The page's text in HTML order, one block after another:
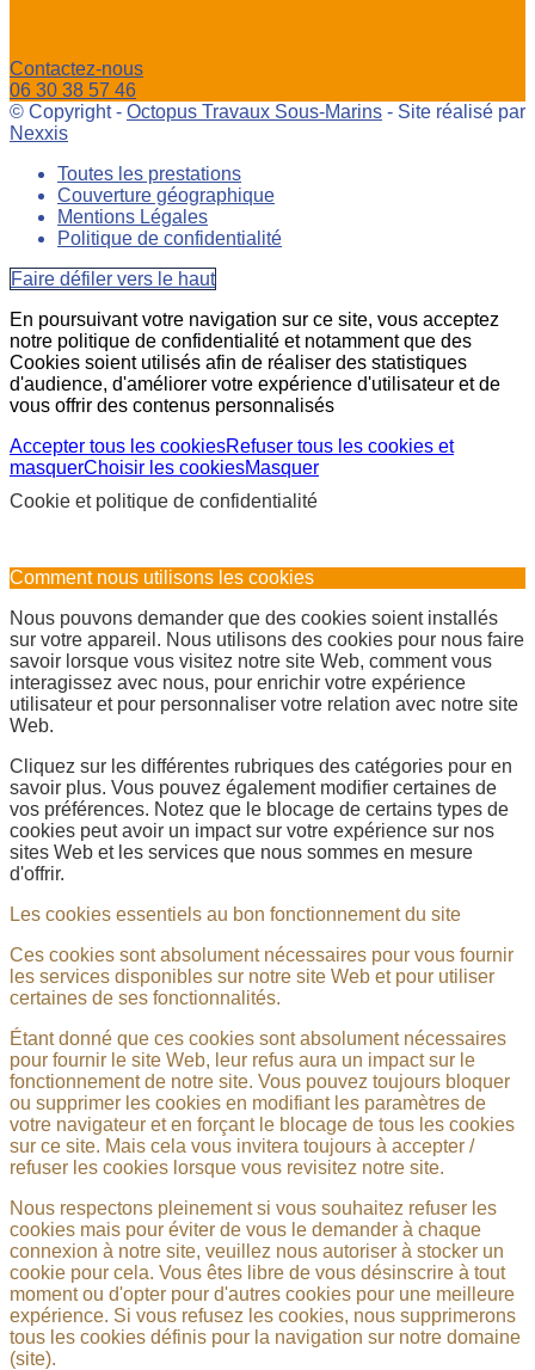
Contactez-nous
06 30 38 57 46
© Copyright - Octopus Travaux Sous-Marins - Site réalisé par
Nexxis
Toutes les prestations
Couverture géographique
Mentions Légales
Politique de confidentialité
Faire défiler vers le haut
En poursuivant votre navigation sur ce site, vous acceptez
notre politique de confidentialité et notamment que des
Cookies soient utilisés afin de réaliser des statistiques
d'audience, d'améliorer votre expérience d'utilisateur et de
vous offrir des contenus personnalisés
Accepter tous les cookiesRefuser tous les cookies et
masquerChoisir les cookiesMasquer
Cookie et politique de confidentialité
Comment nous utilisons les cookies
Nous pouvons demander que des cookies soient installés
sur votre appareil. Nous utilisons des cookies pour nous faire
savoir lorsque vous visitez notre site Web, comment vous
interagissez avec nous, pour enrichir votre expérience
utilisateur et pour personnaliser votre relation avec notre site
Web.
Cliquez sur les différentes rubriques des catégories pour en
savoir plus. Vous pouvez également modifier certaines de
vos préférences. Notez que le blocage de certains types de
cookies peut avoir un impact sur votre expérience sur nos
sites Web et les services que nous sommes en mesure
d'offrir.
Les cookies essentiels au bon fonctionnement du site
Ces cookies sont absolument nécessaires pour vous fournir
les services disponibles sur notre site Web et pour utiliser
certaines de ses fonctionnalités.
Étant donné que ces cookies sont absolument nécessaires
pour fournir le site Web, leur refus aura un impact sur le
fonctionnement de notre site. Vous pouvez toujours bloquer
ou supprimer les cookies en modifiant les paramètres de
votre navigateur et en forçant le blocage de tous les cookies
sur ce site. Mais cela vous invitera toujours à accepter /
refuser les cookies lorsque vous revisitez notre site.
Nous respectons pleinement si vous souhaitez refuser les
cookies mais pour éviter de vous le demander à chaque
connexion à notre site, veuillez nous autoriser à stocker un
cookie pour cela. Vous êtes libre de vous désinscrire à tout
moment ou d'opter pour d'autres cookies pour une meilleure
expérience. Si vous refusez les cookies, nous supprimerons
tous les cookies définis pour la navigation sur notre domaine
(site).